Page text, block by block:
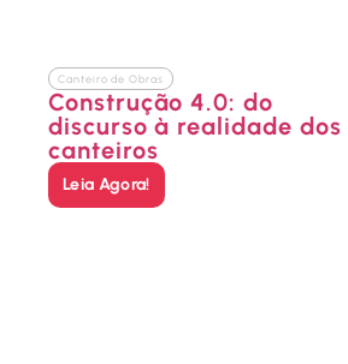
Canteiro de Obras
Construção 4.0: do
discurso à realidade dos
canteiros
Leia Agora!